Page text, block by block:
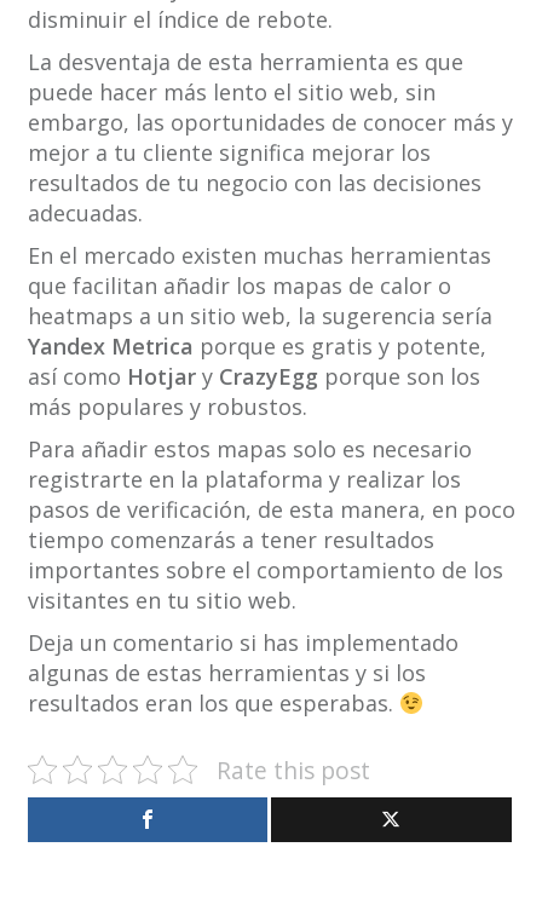
disminuir el índice de rebote.
La desventaja de esta herramienta es que
puede hacer más lento el sitio web, sin
embargo, las oportunidades de conocer más y
mejor a tu cliente significa mejorar los
resultados de tu negocio con las decisiones
adecuadas.
En el mercado existen muchas herramientas
que facilitan añadir los mapas de calor o
heatmaps a un sitio web, la sugerencia sería
Yandex Metrica porque es gratis y potente,
así como Hotjary CrazyEgg porque son los
más populares y robustos.
Para añadir estos mapas solo es necesario
registrarte en la plataforma y realizar los
pasos de verificación, de esta manera, en poco
tiempo comenzarás a tener resultados
importantes sobre el comportamiento de los
visitantes en tu sitio web.
Deja un comentario si has implementado
algunas de estas herramientas y si los
resultados eran los que esperabas.
Rate this post